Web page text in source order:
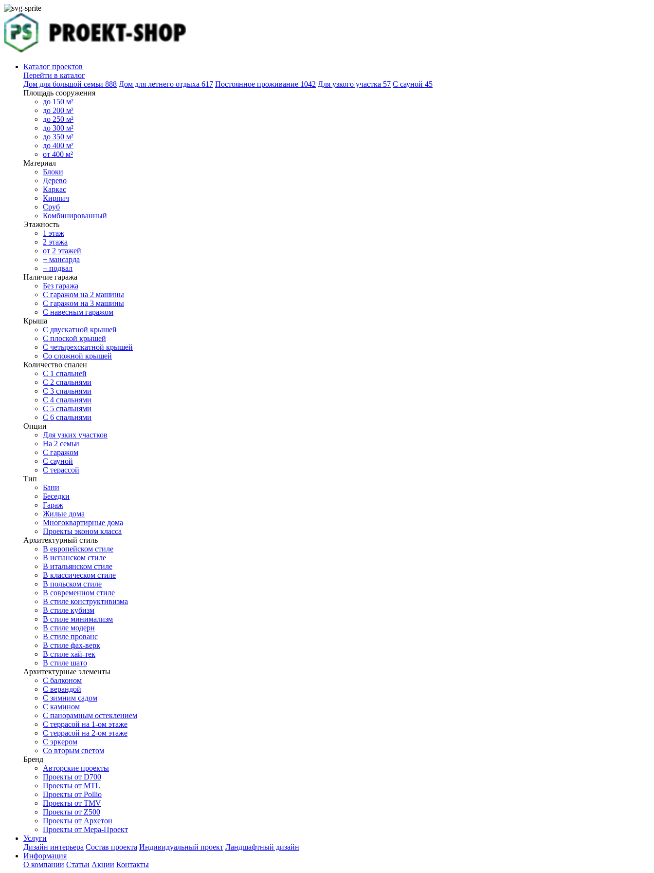
Каталог проектов
Перейти в каталог
Дом для большой семьи 888 Дом для летнего отдыха 617 Постоянное проживание 1042 Для узкого участка 57 С сауной 45
Площадь сооружения
до 150 м²
до 200 м²
до 250 м²
до 300 м²
до 350 м²
до 400 м²
от 400 м²
Материал
Блоки
Дерево
Каркас
Кирпич
Сруб
Комбинированный
Этажность
1 этаж
2 этажа
от 2 этажей
+ мансарда
+ подвал
Наличие гаража
Без гаража
С гаражом на 2 машины
С гаражом на 3 машины
С навесным гаражом
Крыша
С двускатной крышей
С плоской крышей
С четырехскатной крышей
Со сложной крышей
Количество спален
С 1 спальней
С 2 спальнями
С 3 спальнями
С 4 спальнями
С 5 спальнями
С 6 спальнями
Опции
Для узких участков
На 2 семьи
С гаражом
С сауной
С терассой
Тип
Бани
Беседки
Гараж
Жилые дома
Многоквартирные дома
Проекты эконом класса
Архитектурный стиль
В европейском стиле
В испанском стиле
В итальянском стиле
В классическом стиле
В польском стиле
В современном стиле
В стиле конструктивизма
В стиле кубизм
В стиле минимализм
В стиле модерн
В стиле прованс
В стиле фах-верк
В стиле хай-тек
В стиле шато
Архитектурные элементы
С балконом
С верандой
С зимним садом
С камином
С панорамным остеклением
С террасой на 1-ом этаже
С террасой на 2-ом этаже
С эркером
Со вторым светом
Бренд
Авторские проекты
Проекты от D700
Проекты от MTL
Проекты от Pollio
Проекты от TMV
Проекты от Z500
Проекты от Архетон
Проекты от Мера-Проект
Услуги
Дизайн интерьера Состав проекта Индивидуальный проект Ландшафтный дизайн
Информация
О компании Статьи Акции Контакты